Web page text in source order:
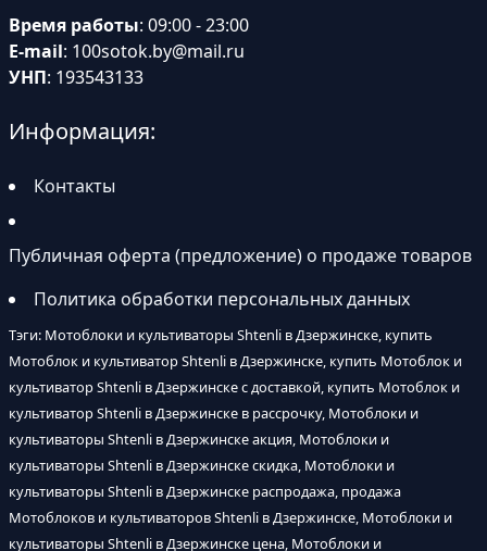
Время работы: 09:00 - 23:00
E-mail: 100sotok.by@mail.ru
УНП: 193543133
Информация:
Контакты
Публичная оферта (предложение) о продаже товаров
Политика обработки персональных данных
Тэги: Мотоблоки и культиваторы Shtenli в Дзержинске, купить
Мотоблок и культиватор Shtenli в Дзержинске, купить Мотоблок и
культиватор Shtenli в Дзержинске с доставкой, купить Мотоблок и
культиватор Shtenli в Дзержинске в рассрочку, Мотоблоки и
культиваторы Shtenli в Дзержинске акция, Мотоблоки и
культиваторы Shtenli в Дзержинске скидка, Мотоблоки и
культиваторы Shtenli в Дзержинске распродажа, продажа
Мотоблоков и культиваторов Shtenli в Дзержинске, Мотоблоки и
культиваторы Shtenli в Дзержинске цена, Мотоблоки и